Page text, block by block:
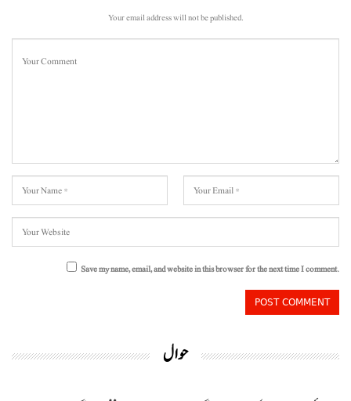
Your email address will not be published.
Save my name, email, and website in this browser for the next time I comment.
حوال